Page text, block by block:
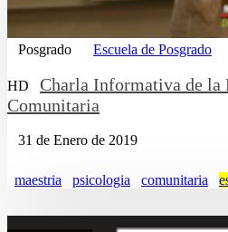
Posgrado Escuela de Posgrado
HD
Charla Informativa de la
Comunitaria
31 de Enero de 2019
maestria psicologia comunitaria